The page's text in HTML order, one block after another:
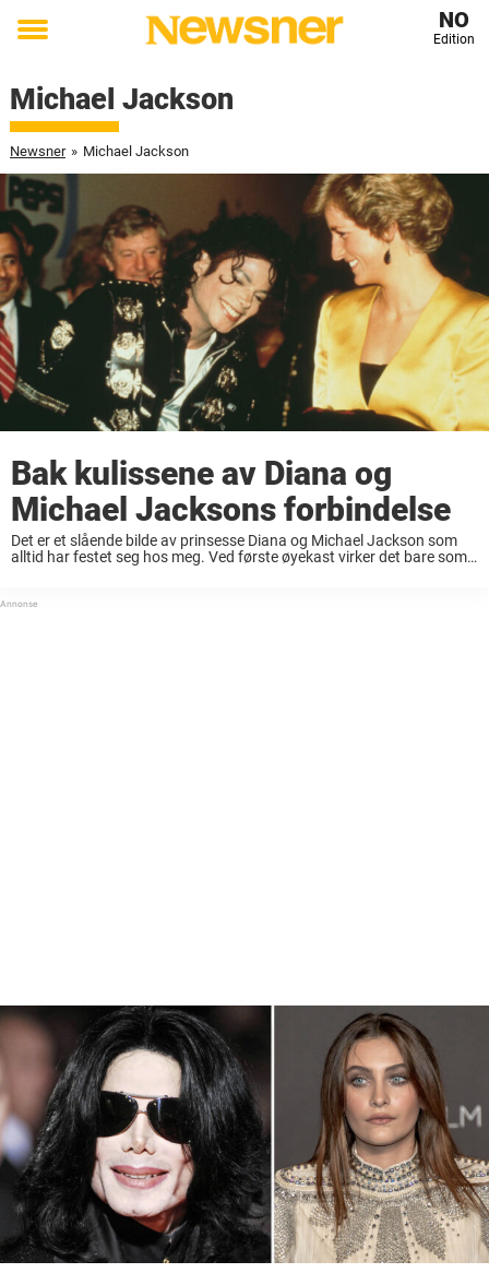
Toggle
NO
Edition
Michael Jackson
Newsner » Michael Jackson
Bak kulissene av Diana og
Michael Jacksons forbindelse
Det er et slående bilde av prinsesse Diana og Michael Jackson som
alltid har festet seg hos meg. Ved første øyekast virker det bare som